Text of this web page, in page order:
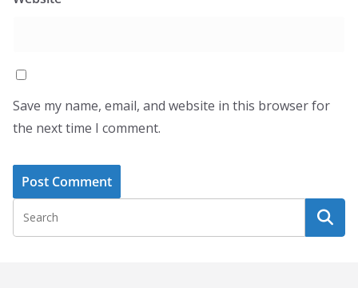
Save my name, email, and website in this browser for
the next time I comment.